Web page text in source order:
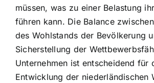
müssen, was zu einer Belastung
führen kann. Die Balance
des Wohlstands der Bevölkerung
Sicherstellung der
Unternehmen ist entscheidend für
Entwicklung der niederländischen